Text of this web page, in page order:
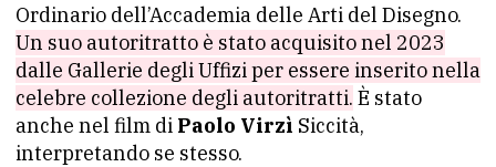
Ordinario dell’Accademia delle Arti del Disegno.
Un suo autoritratto è stato acquisito nel 2023
dalle Gallerie degli Uffizi per essere inserito nella
celebre collezione degli autoritratti. È stato
anche nel film di Paolo Virzì Siccità,
interpretando se stesso.